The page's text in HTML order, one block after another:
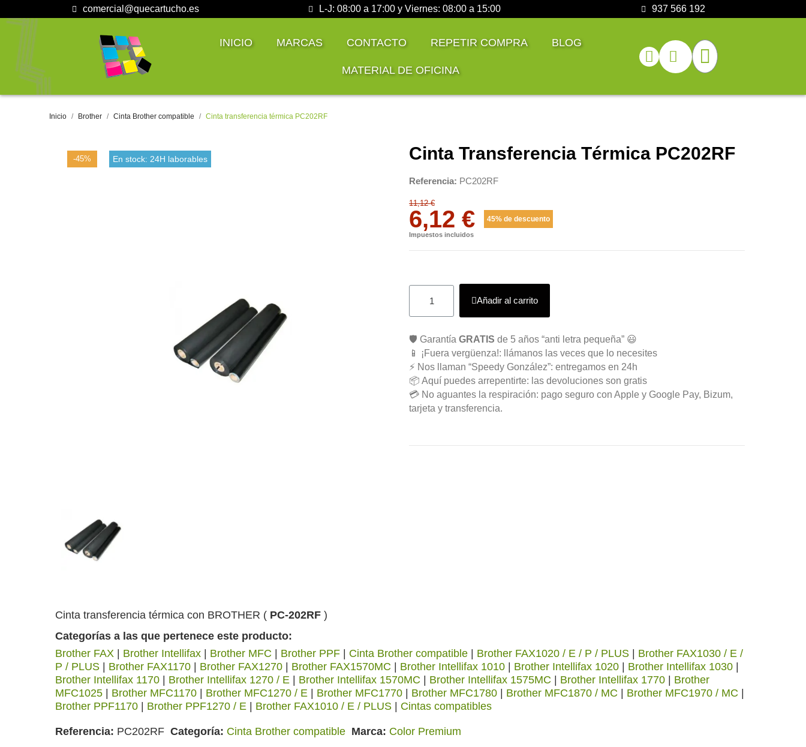
comercial@quecartucho.es L-J: 08:00 a 17:00 y Viernes: 08:00 a 15:00 937 566 192
INICIO MARCAS CONTACTO REPETIR COMPRA BLOG
MATERIAL DE OFICINA
Inicio Brother Cinta Brother compatible Cinta transferencia térmica PC202RF
-45% En stock: 24H laborables Cinta Transferencia Térmica PC202RF
Referencia PC202RF
11,12 €
6,12 € 45% de descuento
Impuestos incluidos
Añadir al carrito
🛡️ Garantía GRATIS de 5 años “anti letra pequeña” 😃
📱 ¡Fuera vergüenza!: llámanos las veces que lo necesites
⚡ Nos llaman “Speedy González”: entregamos en 24h
📦 Aquí puedes arrepentirte: las devoluciones son gratis
💳 No aguantes la respiración: pago seguro con Apple y Google Pay, Bizum,
tarjeta y transferencia.
Cinta transferencia térmica con BROTHER ( PC-202RF )
Categorías a las que pertenece este producto:
Brother FAX
Brother Intellifax Brother MFC Brother PPF Cinta Brother compatible Brother FAX1020 / E / P / PLUS
Brother FAX1030 / E /
P / PLUS
Brother FAX1170 Brother FAX1270 Brother FAX1570MC Brother Intellifax 1010 Brother Intellifax 1020 Brother Intellifax 1030
Brother Intellifax 1170
Brother Intellifax 1270 / E Brother Intellifax 1570MC Brother Intellifax 1575MC Brother Intellifax 1770
Brother
MFC1025
Brother MFC1170 Brother MFC1270 / E Brother MFC1770 Brother MFC1780 Brother MFC1870 / MC Brother MFC1970 / MC
Brother PPF1170
Brother PPF1270 / E Brother FAX1010 / E / PLUS Cintas compatibles
Referencia PC202RF Categoría Cinta Brother compatible Marca Color Premium